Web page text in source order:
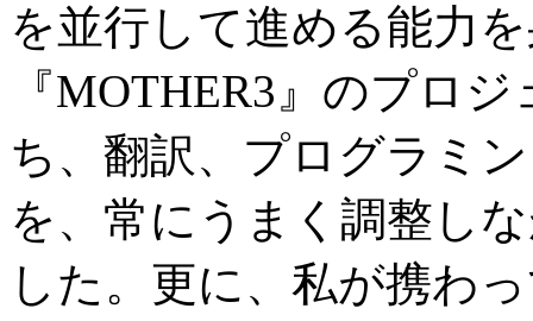
を並行して進める能力
『MOTHER3 』のプロ
ち、翻訳、プログラミ
を、常にうまく調整し
した。更に、私が携わ